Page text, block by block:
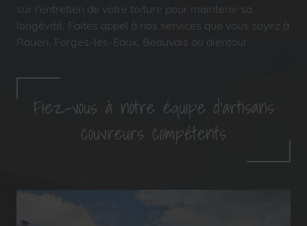
sur l’entretien de votre toiture pour maintenir sa
longévité. Faites appel à nos services que vous soyez à
Rouen, Forges-les-Eaux, Beauvais ou alentour.
Fiez-vous à notre équipe d’artisans
couvreurs compétents